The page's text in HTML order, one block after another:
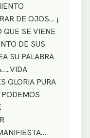
DE OJOS… ¡
QUE SE VIENE
DE SUS
SU PALABRA
GLORIA PURA